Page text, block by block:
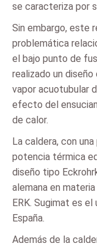
se caracteriza por
Sin embargo, este
problemática
el bajo punto de
realizado un
vapor acuotubular
efecto del
de calor.
La caldera, con
potencia térmica
diseño tipo
alemana en
ERK. Sugimat es
España.
Además de la